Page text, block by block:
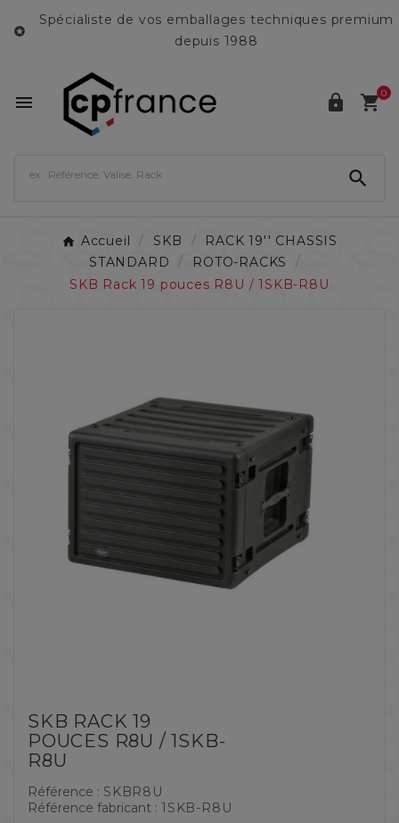

Spécialiste de vos emballages techniques premium
depuis 1988
  0

Accueil SKB
RACK 19'' CHASSIS
STANDARD
ROTO-RACKS
SKB Rack 19 pouces R8U / 1SKB-R8U
SKB RACK 19
POUCES R8U / 1SKB-
R8U
Référence : SKBR8U
Référence fabricant : 1SKB-R8U